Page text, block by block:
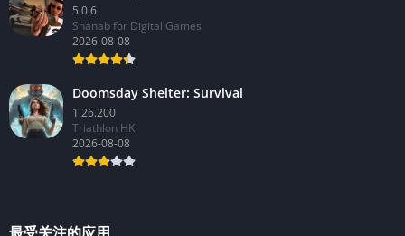
5.0.6
Shanab for Digital Games
2026-08-08
Doomsday Shelter: Survival
1.26.200
Triathlon HK
2026-08-08